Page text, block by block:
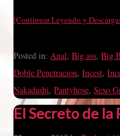
[Continuar Leyendo y
Posted in:Anal,Big ass,Big
Doble Penetracion,Incest,
Nakadashi,Pantyhose,Sexo
El Secreto de la